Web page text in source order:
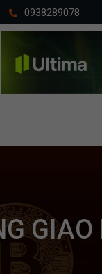
0938289078